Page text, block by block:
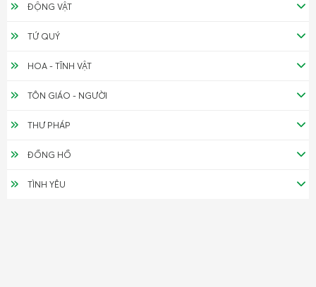
ĐỘNG VẬT
TỨ QUÝ
HOA - TĨNH VẬT
TÔN GIÁO - NGƯỜI
THƯ PHÁP
ĐỒNG HỒ
TÌNH YÊU